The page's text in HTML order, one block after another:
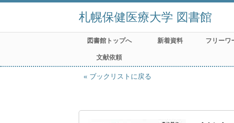
札幌保健医療大学 図書館
図書館トップへ 新着資料 フリーワ
文献依頼
ブックリストに戻る